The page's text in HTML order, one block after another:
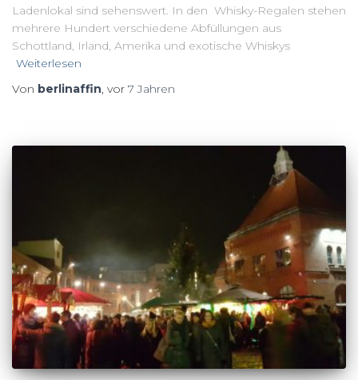
Ladenlokal sind sehenswert. In den Whisky-Regalen stehen
mehrere Hundert verschiedene Abfüllungen aus
Schottland, Irland, Amerika und exotische Whiskys
Weiterlesen
Von berlinaffin, vor 7 Jahren